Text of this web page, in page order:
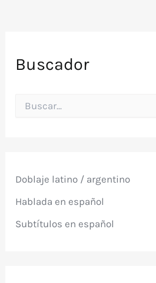
Buscador
o
:
Doblaje latino / argentino
Hablada en español
Subtítulos en español